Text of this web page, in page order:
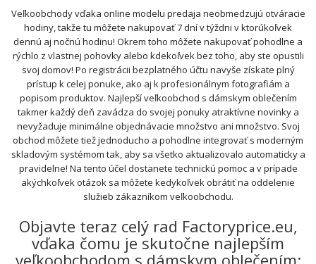
Veľkoobchody vďaka online modelu predaja neobmedzujú otváracie
hodiny, takže tu môžete nakupovať 7 dní v týždni v ktorúkoľvek
dennú aj nočnú hodinu! Okrem toho môžete nakupovať pohodlne a
rýchlo z vlastnej pohovky alebo kdekoľvek bez toho, aby ste opustili
svoj domov! Po registrácii bezplatného účtu navyše získate plný
prístup k celej ponuke, ako aj k profesionálnym fotografiám a
popisom produktov. Najlepší veľkoobchod s dámskym oblečením
takmer každý deň zavádza do svojej ponuky atraktívne novinky a
nevyžaduje minimálne objednávacie množstvo ani množstvo. Svoj
obchod môžete tiež jednoducho a pohodlne integrovať s moderným
skladovým systémom tak, aby sa všetko aktualizovalo automaticky a
pravidelne! Na tento účel dostanete technickú pomoc a v prípade
akýchkoľvek otázok sa môžete kedykoľvek obrátiť na oddelenie
služieb zákazníkom veľkoobchodu.
Objavte teraz celý rad Factoryprice.eu,
vďaka čomu je skutočne najlepším